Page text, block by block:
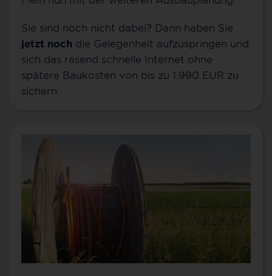
Sie sind noch nicht dabei? Dann haben Sie
jetzt noch die Gelegenheit aufzuspringen und
sich das rasend schnelle Internet ohne
spätere Baukosten von bis zu 1.990 EUR zu
sichern.